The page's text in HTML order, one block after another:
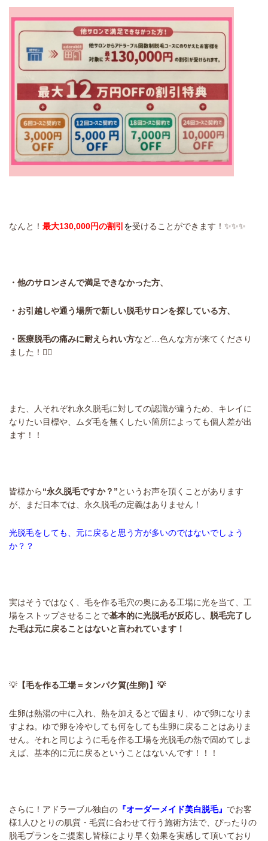
なんと！ 最大130,000円の割引 を受けることができます！✨✨✨
・ 他のサロンさんで満足できなかった方、
・お引越しや通う場所で新しい脱毛サロンを探している方、
・医療脱毛の痛みに耐えられい方など…色んな方が来てくださり
ました！🙇‍♂️
また、人それぞれ永久脱毛に対しての認識が違うため、キレイに
なりたい目標や、ムダ毛を無くしたい箇所によっても個人差が出
ます！！
皆様から“永久脱毛ですか？”というお声を頂くことがあります
が、まだ日本では、永久脱毛の定義はありません！
光脱毛をしても、元に戻ると思う方が多いのではないでしょう
か？？
実はそうではなく、毛を作る毛穴の奥にある工場に光を当て、工
場をストップさせることで基本的に光脱毛が反応し、脱毛完了し
た毛は元に戻ることはないと言われています！
💡 【毛を作る工場＝タンパク質(生卵)】💡
生卵は熱湯の中に入れ、熱を加えるとで固まり、ゆで卵になりま
すよね。ゆで卵を冷やしても何をしても生卵に戻ることはありま
せん。それと同じように毛を作る工場を光脱毛の熱で固めてしま
えば、基本的に元に戻るということはないんです！！！
さらに！アドラーブル独自の 『オーダーメイド美白脱毛』 でお客
様1人ひとりの肌質・毛質に合わせて行う施術方法で、ぴったりの
脱毛プランをご提案し皆様により早く効果を実感して頂いており